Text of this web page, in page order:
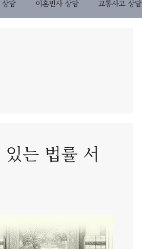
상담 이혼민사 상담 교통사고 상담
는 법률 서